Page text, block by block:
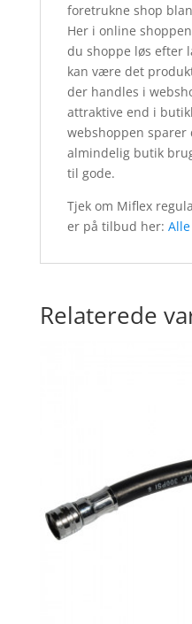
foretrukne shop
Her i online
du shoppe løs efter
kan være det
der handles i
attraktive end i
webshoppen sparer
almindelig butik
til gode.
Tjek om Miflex
er på tilbud her:
Relaterede